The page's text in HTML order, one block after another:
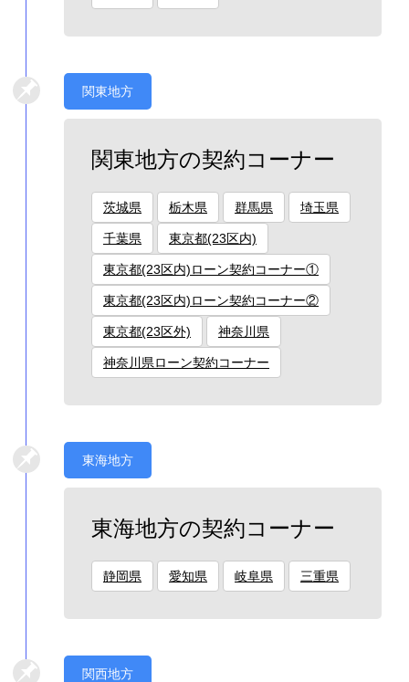
関東地方
関東地方の契約コーナー
茨城県 栃木県 群馬県 埼玉県
千葉県 東京都(23区内)
東京都(23区内)ローン契約コーナー①
東京都(23区内)ローン契約コーナー②
東京都(23区外) 神奈川県
神奈川県ローン契約コーナー
東海地方
東海地方の契約コーナー
静岡県 愛知県 岐阜県 三重県
関西地方